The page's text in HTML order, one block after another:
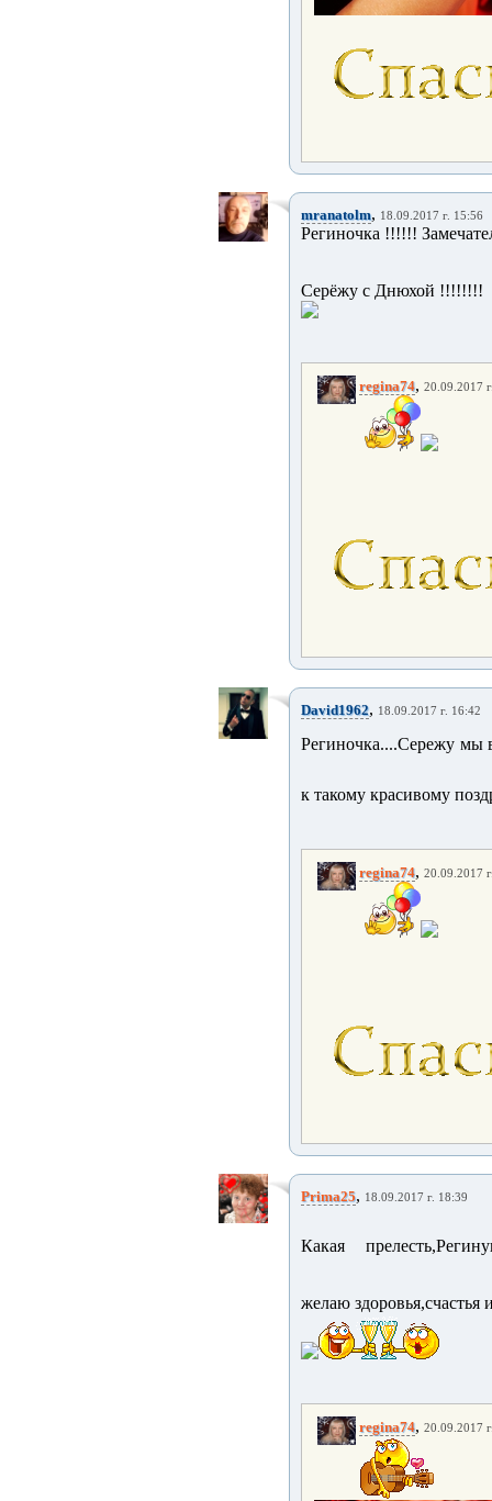
mranatolm, 18.09.2017 г. 15:56
Региночка !!!!!!
Серёжу с Днюхой !!!!!!!!
regina74, 20.09.2017
David1962, 18.09.2017 г. 16:42
Региночка....Сережу мы
к такому красивому
regina74, 20.09.2017
Prima25, 18.09.2017 г. 18:39
Какая
желаю здоровья,счастья
regina74, 20.09.2017